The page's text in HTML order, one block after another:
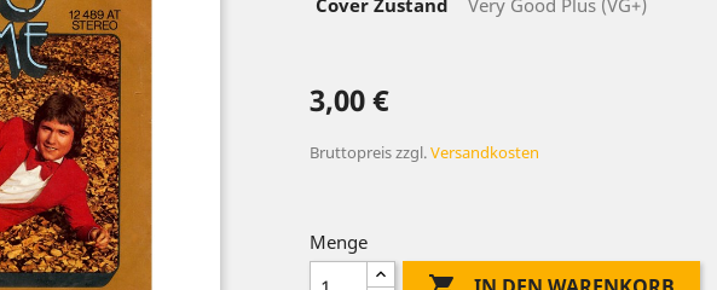
Cover Zustand
Very Good Plus (VG+)
3,00 €
Bruttopreiszzgl.Versandkosten
Menge